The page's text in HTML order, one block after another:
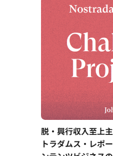
脱・興行収入至上
トラダムス・レポ